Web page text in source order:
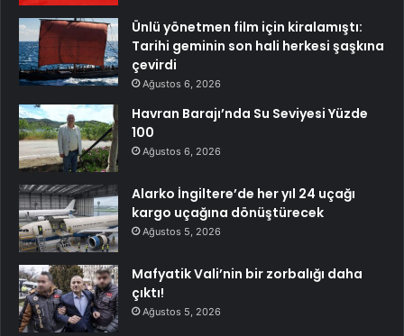
Ünlü yönetmen film için kiralamıştı:
Tarihi geminin son hali herkesi şaşkına
çevirdi
Ağustos 6, 2026
Havran Barajı’nda Su Seviyesi Yüzde
100
Ağustos 6, 2026
Alarko İngiltere’de her yıl 24 uçağı
kargo uçağına dönüştürecek
Ağustos 5, 2026
Mafyatik Vali’nin bir zorbalığı daha
çıktı!
Ağustos 5, 2026